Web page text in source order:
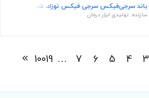
باند سرجی‌فیکس سرجی فیکس نوزاد، شماره 3
سازنده: تولیدی ابزار درمان
3
4
5
6
7
…
10019